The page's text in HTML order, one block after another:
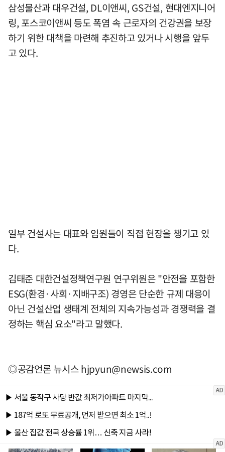
삼성물산과 대우건설, DL이앤씨, GS건설, 현대엔지니어
링, 포스코이앤씨 등도 폭염 속 근로자의 건강권을 보장
하기 위한 대책을 마련해 추진하고 있거나 시행을 앞두
고 있다.
일부 건설사는 대표와 임원들이 직접 현장을 챙기고 있
다.
김태준 대한건설정책연구원 연구위원은 "안전을 포함한
ESG(환경·사회·지배구조) 경영은 단순한 규제 대응이
아닌 건설산업 생태계 전체의 지속가능성과 경쟁력을 결
정하는 핵심 요소"라고 말했다.
◎공감언론 뉴시스hjpyun@newsis.com